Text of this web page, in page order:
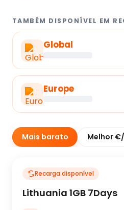
TAMBÉM DISPONÍVEL EM
Global
Europe
Mais barato Melhor
Recarga disponível
Lithuania 1GB 7Days